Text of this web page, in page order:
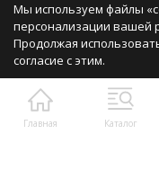
Главная Каталог
Иформация
Политика персональных
Разработано в
bodysite.ru
Мы используем файлы
персонализации вашей
Продолжая
согласие с этим.